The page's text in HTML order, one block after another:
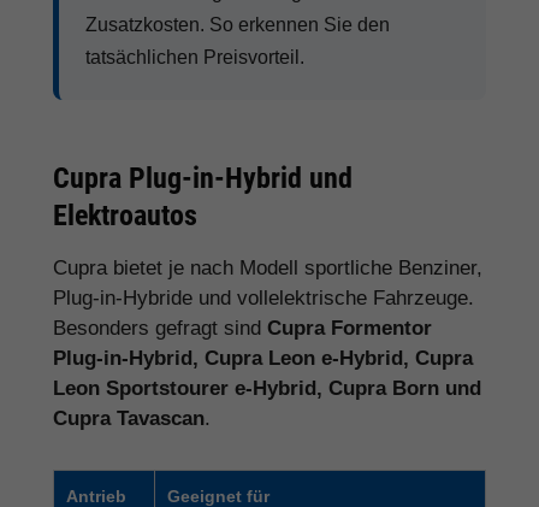
Zusatzkosten. So erkennen Sie den
tatsächlichen Preisvorteil.
Cupra Plug-in-Hybrid und
Elektroautos
Cupra bietet je nach Modell sportliche Benziner,
Plug-in-Hybride und vollelektrische Fahrzeuge.
Besonders gefragt sind Cupra Formentor
Plug-in-Hybrid, Cupra Leon e-Hybrid, Cupra
Leon Sportstourer e-Hybrid, Cupra Born und
Cupra Tavascan.
Antrieb Geeignet für